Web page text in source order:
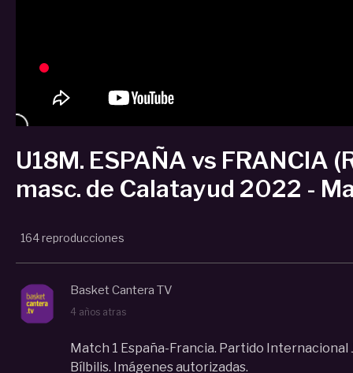
U18M. ESPAÑA vs FRANCIA
masc. de Calatayud 2022 -
164 reproducciones
Basket Cantera TV
4 años atras
Match 1 España-Francia. Partido
Bílbilis. Imágenes autorizadas.